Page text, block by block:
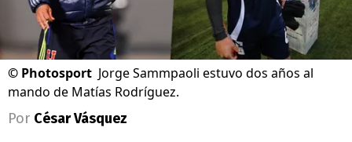
© Photosport Jorge Sammpaoli estuvo dos años al
mando de Matías Rodríguez.
Por César Vásquez